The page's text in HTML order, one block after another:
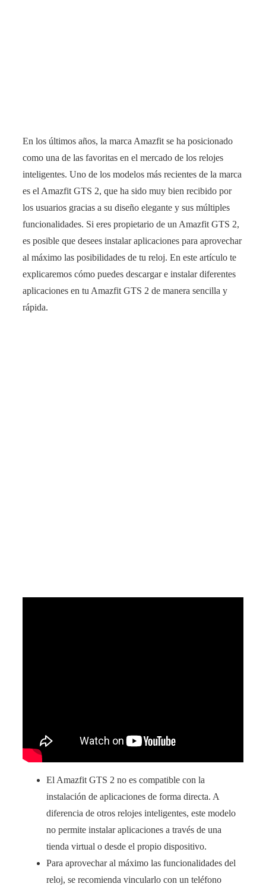
En los últimos años, la marca Amazfit se ha posicionado
como una de las favoritas en el mercado de los relojes
inteligentes. Uno de los modelos más recientes de la marca
es el Amazfit GTS 2, que ha sido muy bien recibido por
los usuarios gracias a su diseño elegante y sus múltiples
funcionalidades. Si eres propietario de un Amazfit GTS 2,
es posible que desees instalar aplicaciones para aprovechar
al máximo las posibilidades de tu reloj. En este artículo te
explicaremos cómo puedes descargar e instalar diferentes
aplicaciones en tu Amazfit GTS 2 de manera sencilla y
rápida.
El Amazfit GTS 2 no es compatible con la
instalación de aplicaciones de forma directa. A
diferencia de otros relojes inteligentes, este modelo
no permite instalar aplicaciones a través de una
tienda virtual o desde el propio dispositivo.
Para aprovechar al máximo las funcionalidades del
reloj, se recomienda vincularlo con un teléfono